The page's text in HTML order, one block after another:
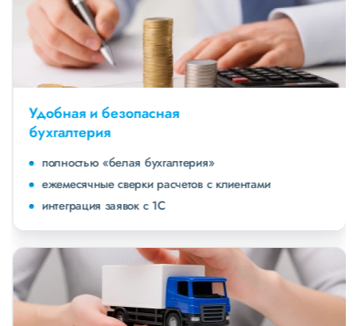
Удобная и безопасная
бухгалтерия
полностью «белая бухгалтерия»
ежемесячные сверки расчетов с клиентами
интеграция заявок с 1С